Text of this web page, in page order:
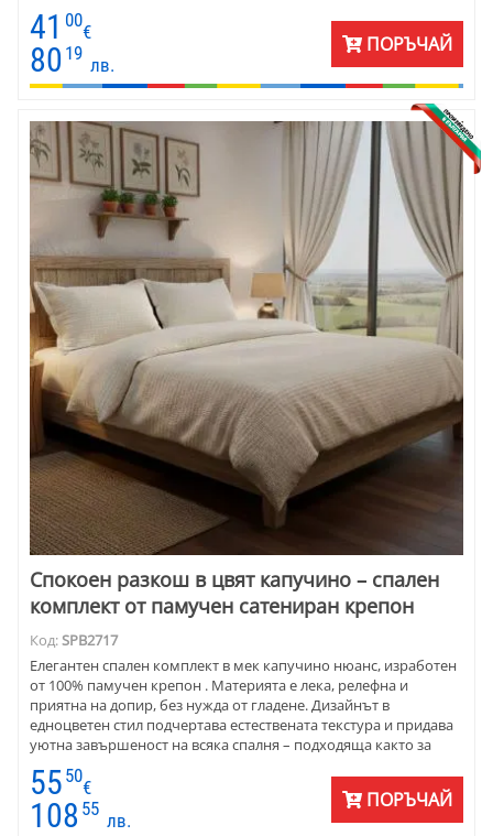
комплект за различни възрасти и стилове, този комплект е
едновременно практичен и естетически изискан. Предлага се
в размери за единично легло, легло тип приста и голяма
спалня. С него ще превърнете всяка стая в уютно и
хармонично пространство, в което почивката е истинско
удоволствие.
41 00
€
80 19
лв.
ПОРЪЧАЙ
Спокоен разкош в цвят капучино – спален
комплект от памучен сатениран крепон
Код:SPB2717
Елегантен спален комплект в мек капучино нюанс, изработен
от 100% памучен крепон . Материята е лека, релефна и
приятна на допир, без нужда от гладене. Дизайнът в
едноцветен стил подчертава естествената текстура и придава
уютна завършеност на всяка спалня – подходяща както за
домакинства, така и за бутикови хотели.
55 50
€
108 55
лв.
ПОРЪЧАЙ